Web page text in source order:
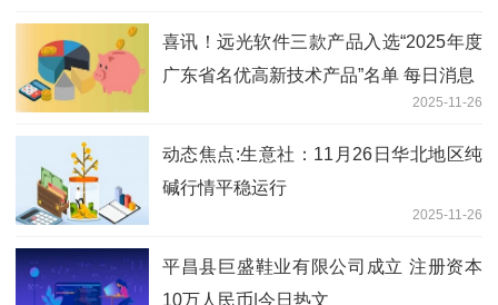
喜讯！远光软件三款产品入选“2025年度
广东省名优高新技术产品”名单 每日消息
2025-11-26
动态焦点:生意社：11月26日华北地区纯
碱行情平稳运行
2025-11-26
平昌县巨盛鞋业有限公司成立 注册资本
10万人民币|今日热文